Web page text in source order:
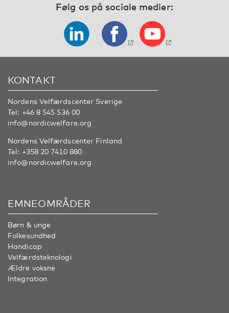
Følg os på sociale medier:
KONTAKT
Nordens Velfærdscenter Sverige
Tel: +46 8 545 536 00
info@nordicwelfare.org
Nordens Velfærdscenter Finland
Tel: +358 20 7410 880
info@nordicwelfare.org
EMNEOMRÅDER
Børn & unge
Folkesundhed
Handicap
Velfærdsteknologi
Ældre voksne
Integration